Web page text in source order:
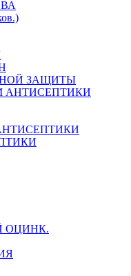
ЗАЩИТЫ
АНТИСЕПТИКИ
ОЦИНК.